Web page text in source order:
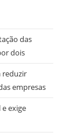
das
dois
reduzir
empresas
exige